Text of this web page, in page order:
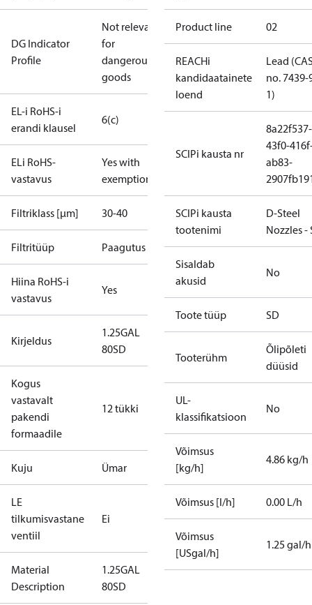
DG Indicator
Profile
Not relevant
for
dangerous
goods
EL-i RoHS-i
erandi klausel
6(c)
ELi RoHS-
vastavus
Yes with
exemptions
Filtriklass [µm] 30-40
Filtritüüp Paagutus
Hiina RoHS-i
vastavus
Yes
Kirjeldus
1.25GAL
80SD
Kogus
vastavalt
pakendi
formaadile
12 tükki
Kuju Ümar
LE
tilkumisvastane
ventiil
Ei
Material
Description
1.25GAL
80SD
Product line 02
REACHi
kandidaatainete
loend
Lead
no. 7439-
1)
SCIPi kausta nr
8a22f537-
43f0-
ab83-
SCIPi kausta
tootenimi
D-Steel
Nozzles -
Sisaldab
akusid
No
Toote tüüp SD
Tooterühm
Õlipõleti
düüsid
UL-
klassifikatsioon
No
Võimsus
[kg/h]
4.86 kg/h
Võimsus [l/h] 0.00 L/h
Võimsus
[USgal/h]
1.25 gal/h